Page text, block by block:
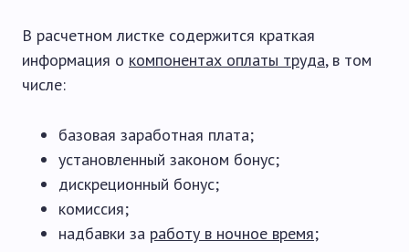
В расчетном листке содержится краткая
информация о компонентах оплаты труда, в том
числе:
базовая заработная плата;
установленный законом бонус;
дискреционный бонус;
комиссия;
надбавки за работу в ночное время;